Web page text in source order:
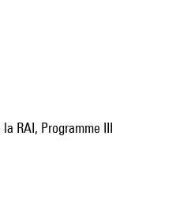
RAI, Programme III